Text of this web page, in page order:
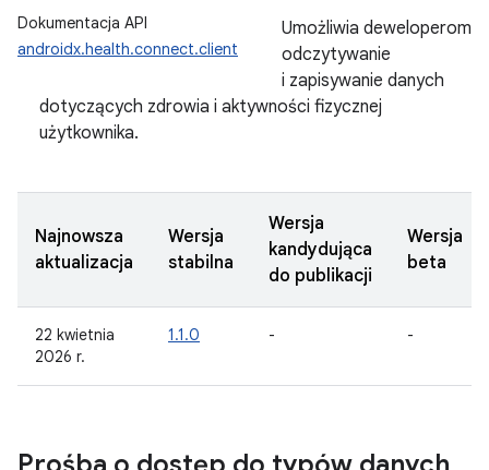
Dokumentacja API
androidx.health.connect.client
Umożliwia deweloperom
odczytywanie
i zapisywanie danych
dotyczących zdrowia i aktywności fizycznej
użytkownika.
Najnowsza
aktualizacja
Wersja
stabilna
Wersja
kandydująca
do publikacji
Wersja
beta
22 kwietnia
2026 r.
1.1.0 - -